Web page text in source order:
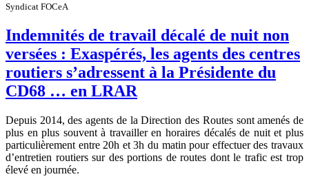
Syndicat FOCeA
Indemnités de travail décalé de nuit non
versées : Exaspérés, les agents des centres
routiers s’adressent à la Présidente du
CD68 … en LRAR
Depuis 2014, des agents de la Direction des Routes sont amenés de
plus en plus souvent à travailler en horaires décalés de nuit et plus
particulièrement entre 20h et 3h du matin pour effectuer des travaux
d’entretien routiers sur des portions de routes dont le trafic est trop
élevé en journée.